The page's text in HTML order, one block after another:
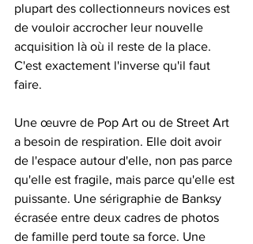
plupart des collectionneurs novices est
de vouloir accrocher leur nouvelle
acquisition là où il reste de la place.
C'est exactement l'inverse qu'il faut
faire.
Une œuvre de Pop Art ou de Street Art
a besoin de respiration. Elle doit avoir
de l'espace autour d'elle, non pas parce
qu'elle est fragile, mais parce qu'elle est
puissante. Une sérigraphie de Banksy
écrasée entre deux cadres de photos
de famille perd toute sa force. Une